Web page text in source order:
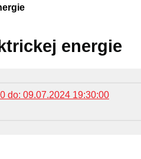
energie
do: 09.07.2024 19:30:00